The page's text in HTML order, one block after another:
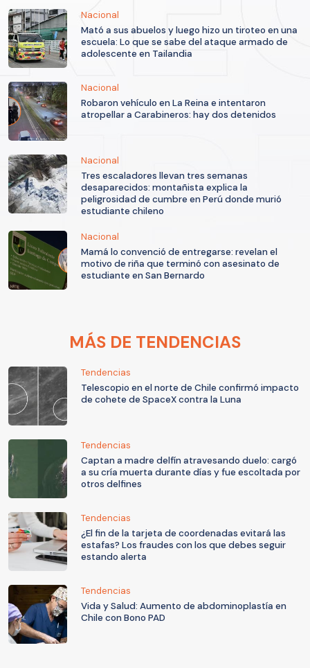
Nacional
Mató a sus abuelos y luego hizo un tiroteo en una
escuela: Lo que se sabe del ataque armado de
adolescente en Tailandia
Nacional
Robaron vehículo en La Reina e intentaron
atropellar a Carabineros: hay dos detenidos
Nacional
Tres escaladores llevan tres semanas
desaparecidos: montañista explica la
peligrosidad de cumbre en Perú donde murió
estudiante chileno
Nacional
Mamá lo convenció de entregarse: revelan el
motivo de riña que terminó con asesinato de
estudiante en San Bernardo
MÁS DE TENDENCIAS
Tendencias
Telescopio en el norte de Chile confirmó impacto
de cohete de SpaceX contra la Luna
Tendencias
Captan a madre delfín atravesando duelo: cargó
a su cría muerta durante días y fue escoltada por
otros delfines
Tendencias
¿El fin de la tarjeta de coordenadas evitará las
estafas? Los fraudes con los que debes seguir
estando alerta
Tendencias
Vida y Salud: Aumento de abdominoplastía en
Chile con Bono PAD